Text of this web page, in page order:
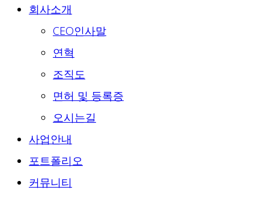
회사소개
CEO인사말
연혁
조직도
면허 및 등록증
오시는길
사업안내
포트폴리오
커뮤니티